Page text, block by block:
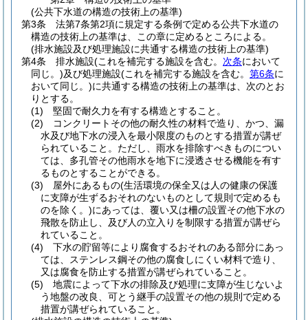
(公共下水道の構造の技術上の基準)
第3条
法第7条第2項に規定する条例で定める公共下水道の
構造の技術上の基準は、この章に定めるところによる。
(排水施設及び処理施設に共通する構造の技術上の基準)
第4条
排水施設(これを補完する施設を含む。 次条において
同じ。)及び処理施設(これを補完する施設を含む。 第6条に
おいて同じ。)に共通する構造の技術上の基準は、次のとお
りとする。
(1)
堅固で耐久力を有する構造とすること。
(2)
コンクリートその他の耐久性の材料で造り、かつ、漏
水及び地下水の浸入を最小限度のものとする措置が講ぜ
られていること。 ただし、雨水を排除すべきものについ
ては、多孔管その他雨水を地下に浸透させる機能を有す
るものとすることができる。
(3)
屋外にあるもの(生活環境の保全又は人の健康の保護
に支障が生ずるおそれのないものとして規則で定めるも
のを除く。)にあっては、覆い又は柵の設置その他下水の
飛散を防止し、及び人の立入りを制限する措置が講ぜら
れていること。
(4)
下水の貯留等により腐食するおそれのある部分にあっ
ては、ステンレス鋼その他の腐食しにくい材料で造り、
又は腐食を防止する措置が講ぜられていること。
(5)
地震によって下水の排除及び処理に支障が生じないよ
う地盤の改良、可とう継手の設置その他の規則で定める
措置が講ぜられていること。